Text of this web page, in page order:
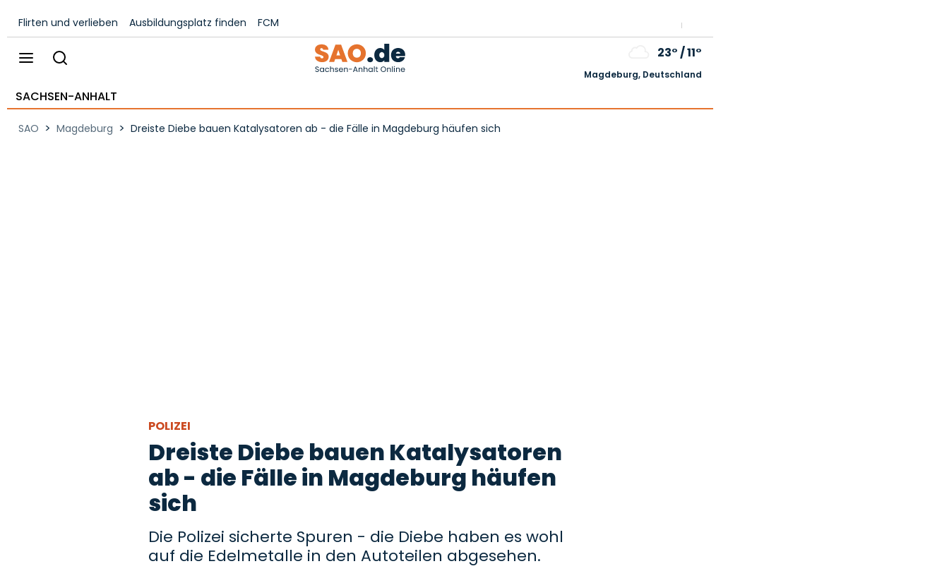
Flirten und verlieben Ausbildungsplatz finden FCM
23°/11°
Magdeburg, Deutschland
SACHSEN-ANHALT
SAO > Magdeburg > Dreiste Diebe bauen Katalysatoren ab - die Fälle in Magdeburg häufen sich
POLIZEI
Dreiste Diebe bauen Katalysatoren
ab - die Fälle in Magdeburg häufen
sich
Die Polizei sicherte Spuren - die Diebe haben es wohl
auf die Edelmetalle in den Autoteilen abgesehen.